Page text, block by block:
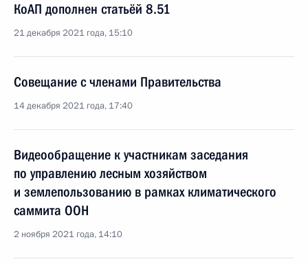
КоАП дополнен статьёй 8.51
21 декабря 2021 года, 15:10
Совещание с членами Правительства
14 декабря 2021 года, 17:40
Видеообращение к участникам заседания
по управлению лесным хозяйством
и землепользованию в рамках климатического
саммита ООН
2 ноября 2021 года, 14:10